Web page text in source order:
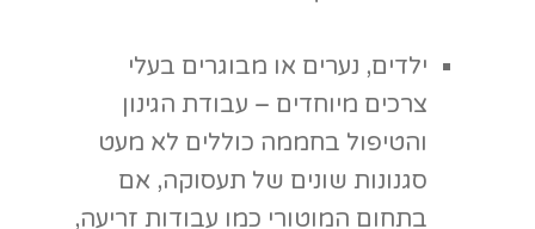
גם בתרגול סיטואציות חברתיות
שונות תוך שימוש בכישורים
חברתיים שנרכשים בזמן התהליך.
מטופלים במרכזי גמילה – קונספט